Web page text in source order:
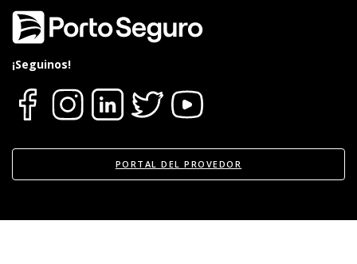
¡Seguinos!
PORTAL DEL PROVEDOR